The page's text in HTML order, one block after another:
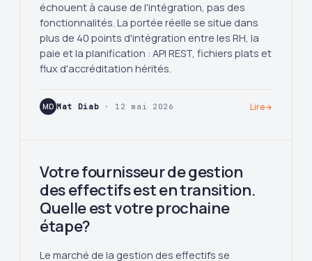
échouent à cause de l'intégration, pas des
fonctionnalités. La portée réelle se situe dans
plus de 40 points d'intégration entre les RH, la
paie et la planification : API REST, fichiers plats et
flux d'accréditation hérités.
MD Mat Diab · 12 mai 2026 Lire→
Votre fournisseur de gestion
des effectifs est en transition.
Quelle est votre prochaine
étape?
Le marché de la gestion des effectifs se